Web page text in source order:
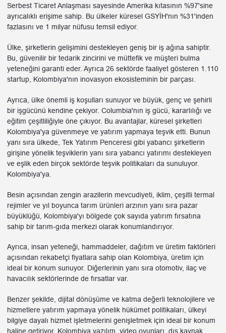
Serbest Ticaret Anlaşması sayesinde Amerika kıtasının %97'sine
ayrıcalıklı erişime sahip. Bu ülkeler küresel GSYİH'nın %31'inden
fazlasını ve 1 milyar nüfusu temsil ediyor.
Ülke, şirketlerin gelişimini destekleyen geniş bir iş ağına sahiptir.
Bu, güvenilir bir tedarik zincirini ve müttefik ve müşteri bulma
yeteneğini garanti eder. Ayrıca 26 sektörde faaliyet gösteren 1.110
startup, Kolombiya'nın inovasyon ekosisteminin bir parçası.
Ayrıca, ülke önemli iş koşulları sunuyor ve büyük, genç ve şehirli
bir işgücünü kendine çekiyor. Columbia'nın iş gücü, kararlılığı ve
eğitim çeşitliliğiyle öne çıkıyor. Bu avantajlar, küresel şirketleri
Kolombiya'ya güvenmeye ve yatırım yapmaya teşvik etti. Bunun
yanı sıra ülkede, Tek Yatırım Penceresi gibi yabancı şirketlerin
girişine yönelik teşviklerin yanı sıra yabancı yatırımı destekleyen
ve eşlik eden birçok sektörde teşvik politikaları da sunuluyor.
Kolombiya'ya.
Besin açısından zengin arazilerin mevcudiyeti, iklim, çeşitli termal
rejimler ve yıl boyunca tarım ürünleri arzının yanı sıra pazar
büyüklüğü, Kolombiya'yı bölgede çok sayıda yatırım fırsatına
sahip bir tarım-gıda merkezi olarak konumlandırıyor.
Ayrıca, insan yeteneği, hammaddeler, dağıtım ve üretim faktörleri
açısından rekabetçi fiyatlara sahip olan Kolombiya, üretim için
ideal bir konum sunuyor. Diğerlerinin yanı sıra otomotiv, ilaç ve
havacılık sektörlerinde de fırsatlar var.
Benzer şekilde, dijital dönüşüme ve katma değerli teknolojilere ve
hizmetlere yatırım yapmaya yönelik hükümet politikaları, ülkeyi
bilgiye dayalı hizmet işletmelerini genişletmek için ideal bir konum
haline getiriyor. Kolombiya yazılım, video oyunları, dış kaynak